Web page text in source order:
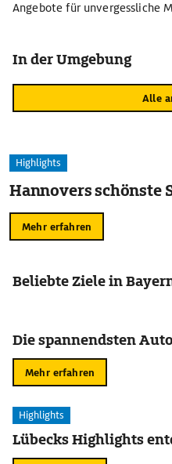
Angebote für unvergessliche
In der Umgebung
Alle
Highlights
Hannovers schönste
Mehr erfahren
Beliebte Ziele in
Die spannendsten
Mehr erfahren
Highlights
Lübecks Highlights